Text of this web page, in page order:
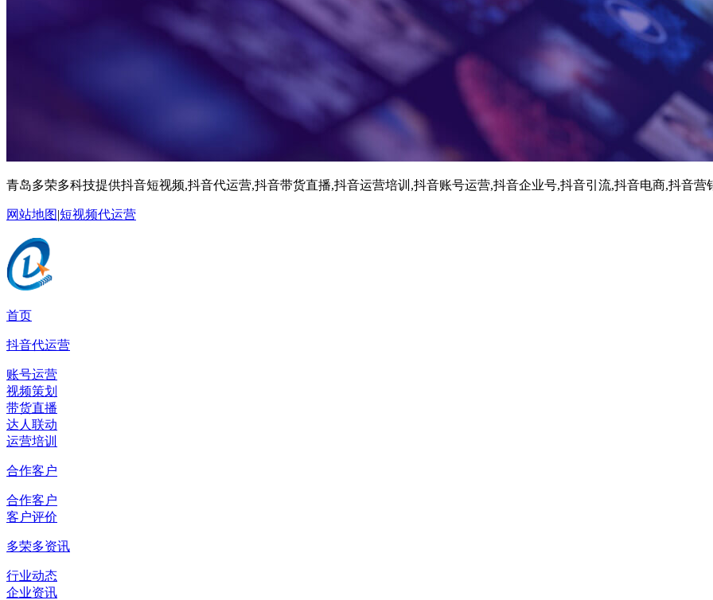
青岛多荣多科技提供抖音短视频,抖音代运营,抖音带货直播,抖音运营培训,抖音账号运营,抖音企业号,抖音引流,抖音电商,抖音营
网站地图|短视频代运营
首页
抖音代运营
账号运营
视频策划
带货直播
达人联动
运营培训
合作客户
合作客户
客户评价
多荣多资讯
行业动态
企业资讯